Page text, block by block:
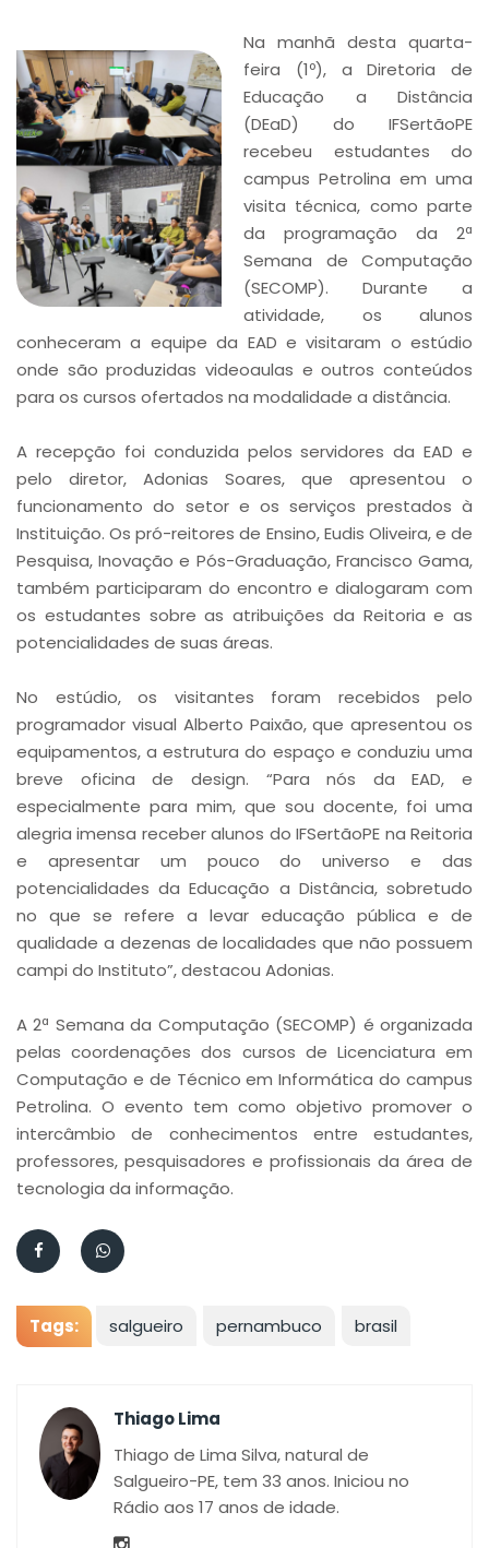
Na manhã desta quarta-
feira (1º), a Diretoria de
Educação a Distância
(DEaD) do IFSertãoPE
recebeu estudantes do
campus Petrolina em uma
visita técnica, como parte
da programação da 2ª
Semana de Computação
(SECOMP). Durante a
atividade, os alunos
conheceram a equipe da EAD e visitaram o estúdio
onde são produzidas videoaulas e outros conteúdos
para os cursos ofertados na modalidade a distância.
A recepção foi conduzida pelos servidores da EAD e
pelo diretor, Adonias Soares, que apresentou o
funcionamento do setor e os serviços prestados à
Instituição. Os pró-reitores de Ensino, Eudis Oliveira, e de
Pesquisa, Inovação e Pós-Graduação, Francisco Gama,
também participaram do encontro e dialogaram com
os estudantes sobre as atribuições da Reitoria e as
potencialidades de suas áreas.
No estúdio, os visitantes foram recebidos pelo
programador visual Alberto Paixão, que apresentou os
equipamentos, a estrutura do espaço e conduziu uma
breve oficina de design. “Para nós da EAD, e
especialmente para mim, que sou docente, foi uma
alegria imensa receber alunos do IFSertãoPE na Reitoria
e apresentar um pouco do universo e das
potencialidades da Educação a Distância, sobretudo
no que se refere a levar educação pública e de
qualidade a dezenas de localidades que não possuem
campi do Instituto”, destacou Adonias.
A 2ª Semana da Computação (SECOMP) é organizada
pelas coordenações dos cursos de Licenciatura em
Computação e de Técnico em Informática do campus
Petrolina. O evento tem como objetivo promover o
intercâmbio de conhecimentos entre estudantes,
professores, pesquisadores e profissionais da área de
tecnologia da informação.
Tags: salgueiro pernambuco brasil
Thiago Lima
Thiago de Lima Silva, natural de
Salgueiro-PE, tem 33 anos. Iniciou no
Rádio aos 17 anos de idade.